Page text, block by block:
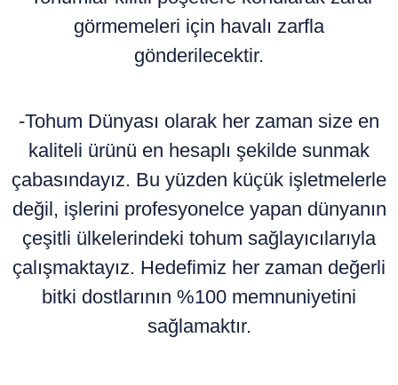
görmemeleri için havalı zarfla
gönderilecektir.
-Tohum Dünyası olarak her zaman size en
kaliteli ürünü en hesaplı şekilde sunmak
çabasındayız. Bu yüzden küçük işletmelerle
değil, işlerini profesyonelce yapan dünyanın
çeşitli ülkelerindeki tohum sağlayıcılarıyla
çalışmaktayız. Hedefimiz her zaman değerli
bitki dostlarının %100 memnuniyetini
sağlamaktır.